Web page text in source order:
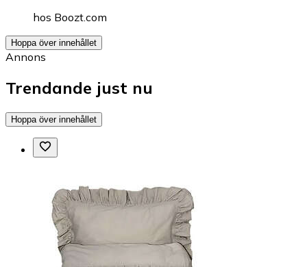
hos Boozt.com
Hoppa över innehållet
Annons
Trendande just nu
Hoppa över innehållet